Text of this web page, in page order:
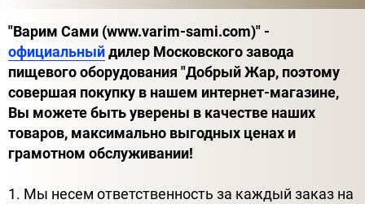
"Варим Сами (www.varim-sami.com)" -
официальныйдилер Московского завода
пищевого оборудования "Добрый Жар, поэтому
совершая покупку в нашем интернет-магазине,
Вы можете быть уверены в качестве наших
товаров, максимально выгодных ценах и
грамотном обслуживании!
1. Мы несем ответственность за каждый заказ на